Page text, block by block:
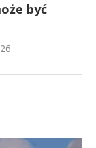
być